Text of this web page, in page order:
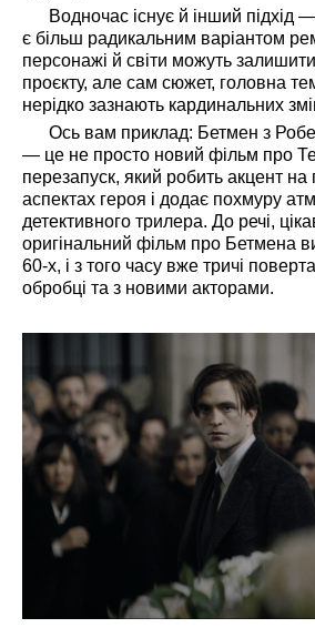
Водночас існує й інший підхід —
є більш радикальним варіантом
персонажі й світи можуть
проєкту, але сам сюжет, головна
нерідко зазнають кардинальних
Ось вам приклад: Бетмен з
— це не просто новий фільм про
перезапуск, який робить акцент на
аспектах героя і додає похмуру
детективного трилера. До речі,
оригінальний фільм про Бетмена
60-х, і з того часу вже тричі
обробці та з новими акторами.